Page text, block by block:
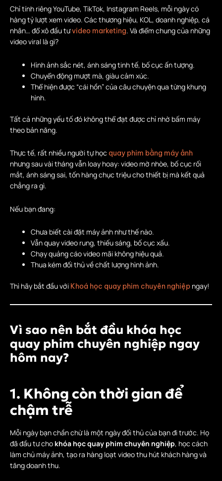
Chỉ tính riêng YouTube, TikTok, Instagram Reels, mỗi ngày có
hàng tỷ lượt xem video. Các thương hiệu, KOL, doanh nghiệp, cá
nhân… đổ xô đầu tưvideo marketing. Và điểm chung của những
video viral là gì?
Hình ảnh sắc nét, ánh sáng tinh tế, bố cục ấn tượng.
Chuyển động mượt mà, giàu cảm xúc.
Thể hiện được “cái hồn” của câu chuyện qua từng khung
hình.
Tất cả những yếu tố đó không thể đạt được chỉ nhờ bấm máy
theo bản năng.
Thực tế, rất nhiều người tự học quay phim bằng máy ảnh
nhưng sau vài tháng vẫn loay hoay: video mờ nhòe, bố cục rối
mắt, ánh sáng sai, tốn hàng chục triệu cho thiết bị mà kết quả
chẳng ra gì.
Nếu bạn đang:
Chưa biết cài đặt máy ảnh như thế nào.
Vẫn quay video rung, thiếu sáng, bố cục xấu.
Chạy quảng cáo video mãi không hiệu quả.
Thua kém đối thủ về chất lượng hình ảnh.
Thì hãy bắt đầu với Khoá học quay phim chuyên nghiệp ngay!
Vì sao nên bắt đầu khóa học
quay phim chuyên nghiệp ngay
hôm nay?
1. Không còn thời gian để
chậm trễ
Mỗi ngày bạn chần chừ là một ngày đối thủ của bạn đi trước. Họ
đã đầu tư cho khóa học quay phim chuyên nghiệp, học cách
làm chủ máy ảnh, tạo ra hàng loạt video thu hút khách hàng và
tăng doanh thu.